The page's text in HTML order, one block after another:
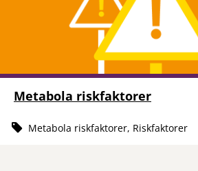
Metabola riskfaktorer
Metabola riskfaktorer, Riskfaktorer